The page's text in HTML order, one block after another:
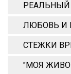
РЕАЛЬНЫЙ
ЛЮБОВЬ И
СТЕЖКИ
"МОЯ